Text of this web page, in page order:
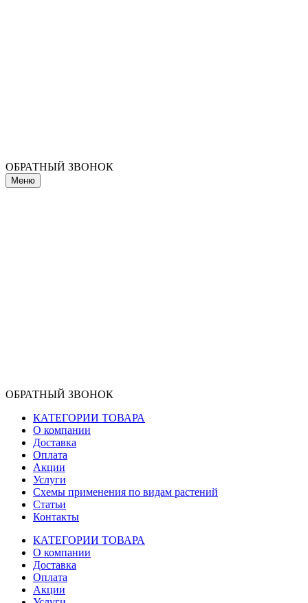
ОБРАТНЫЙ ЗВОНОК
Меню
ОБРАТНЫЙ ЗВОНОК
КАТЕГОРИИ ТОВАРА
О компании
Доставка
Оплата
Акции
Услуги
Схемы применения по видам растений
Статьи
Контакты
КАТЕГОРИИ ТОВАРА
О компании
Доставка
Оплата
Акции